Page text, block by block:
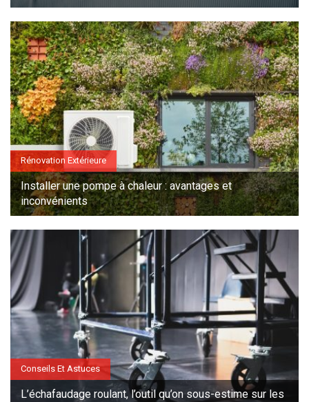
Rénovation Extérieure
Installer une pompe à chaleur : avantages et
inconvénients
Conseils Et Astuces
L’échafaudage roulant, l’outil qu’on sous-estime sur les